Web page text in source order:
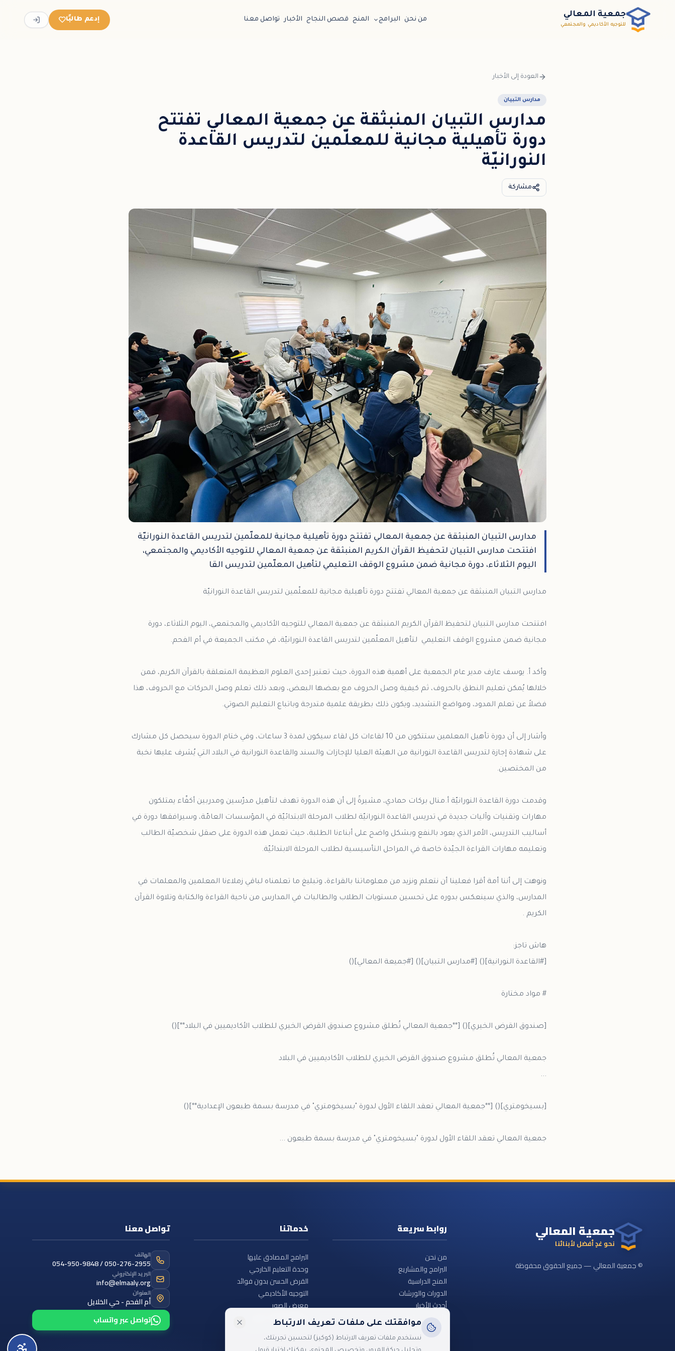
تخطي إلى المحتوى الرئيسي / דלג לתוכן הראשי
جمعية المعالي
للتوجيه الأكاديمي والمجتمعي
من نحن البرامج المنح قصص النجاح الأخبار تواصل معنا إدعم طالبًا
العودة إلى الأخبار
مدارس التبيان
مدارس التبيان المنبثقة عن جمعية المعالي تفتتح
دورة تأهيلية مجانية للمعلّمين لتدريس القاعدة
النورانيّة
مشاركة
مدارس التبيان المنبثقة عن جمعية المعالي تفتتح دورة تأهيلية مجانية للمعلّمين لتدريس القاعدة النورانيّة
افتتحت مدارس التبيان لتحفيظ القرآن الكريم المنبثقة عن جمعية المعالي للتوجيه الأكاديمي والمجتمعي،
اليوم الثلاثاء، دورة مجانية ضمن مشروع الوقف التعليمي لتأهيل المعلّمين لتدريس القا
افتتحت مدارس التبيان لتحفيظ القرآن الكريم المنبثقة عن جمعية المعالي للتوجيه الأكاديمي والمجتمعي، اليوم الثلاثاء، دورة
وأكد أ. يوسف عارف مدير عام الجمعية على أهمية هذه الدورة، حيث تعتبر إحدى العلوم العظيمة المتعلقة بالقرآن الكريم، فمن
خلالها يُمكن تعليم النطق بالحروف، ثم كيفية وصل الحروف مع بعضها البعض، وبعد ذلك تعلم وصل الحركات مع الحروف، هذا
وأشار إلى أن دورة تأهيل المعلمين ستتكون من 10 لقاءات كل لقاء سيكون لمدة 3 ساعات، وفي ختام الدورة سيحصل كل مشارك
على شهادة إجازة لتدريس القاعدة النورانية من الهيئة العليا للإجازات والسند والقاعدة النورانية في البلاد التي يُشرف عليها نخبة
وقدمت دورة القاعدة النورانيّة أ.منال بركات حمادي، مشيرةً إلى أن هذه الدورة تهدف لتأهيل مدرّسين ومدربين أكفّاء يمتلكون
مهارات وتقنيات وآليات جديدة في تدريس القاعدة النورانيّة لطلاب المرحلة الابتدائيّة في المؤسسات العامّة، وسيرافقها دورة في
أساليب التدريس، الأمر الذي يعود بالنفع وبشكل واضح على أبناءنا الطلبة، حيث تعمل هذه الدورة على صقل شخصيّة الطالب
ونوهت إلى أننا أمة أقرا فعلينا أن نتعلم ونزيد من معلوماتنا بالقراءة، وتبليغ ما تعلمناه لباقي زملاءنا المعلمين والمعلمات في
المدارس، والذي سينعكس بدوره على تحسين مستويات الطلاب والطالبات في المدارس من ناحية القراءة والكتابة وتلاوة القرآن
جمعية المعالي تعقد اللقاء الأول لدورة "بسيخومتري" في مدرسة بسمة طبعون ...
جمعية المعالي
نحو غدٍ أفضل لأبنائنا
© جمعية المعالي — جميع الحقوق محفوظة
روابط سريعة
من نحن
البرامج والمشاريع
المنح الدراسية
الدورات والورشات
أحدث الأخبار
الأسئلة الشائعة
خدماتنا
البرامج المصادق عليها
وحدة التعليم الخارجي
القرض الحسن بدون فوائد
التوجيه الأكاديمي
معرض الصور
ساهم معنا – تبرع
تواصل معنا
الهاتف
054-950-9848 / 050-276-2955
البريد الإلكتروني
info@elmaaly.org
العنوان
أم الفحم - حي الخلايل
تواصل عبر واتساب
موافقتك على ملفات تعريف الارتباط
نستخدم ملفات تعريف الارتباط (كوكيز) لتحسين تجربتك،